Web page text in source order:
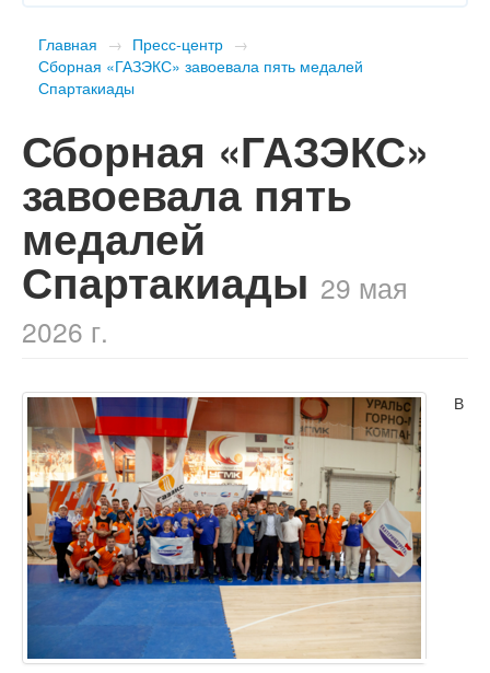
Главная → Пресс-центр →
​Сборная «ГАЗЭКС» завоевала пять медалей
Спартакиады
​Сборная «ГАЗЭКС»
завоевала пять
медалей
Спартакиады 29 мая
2026 г.
В